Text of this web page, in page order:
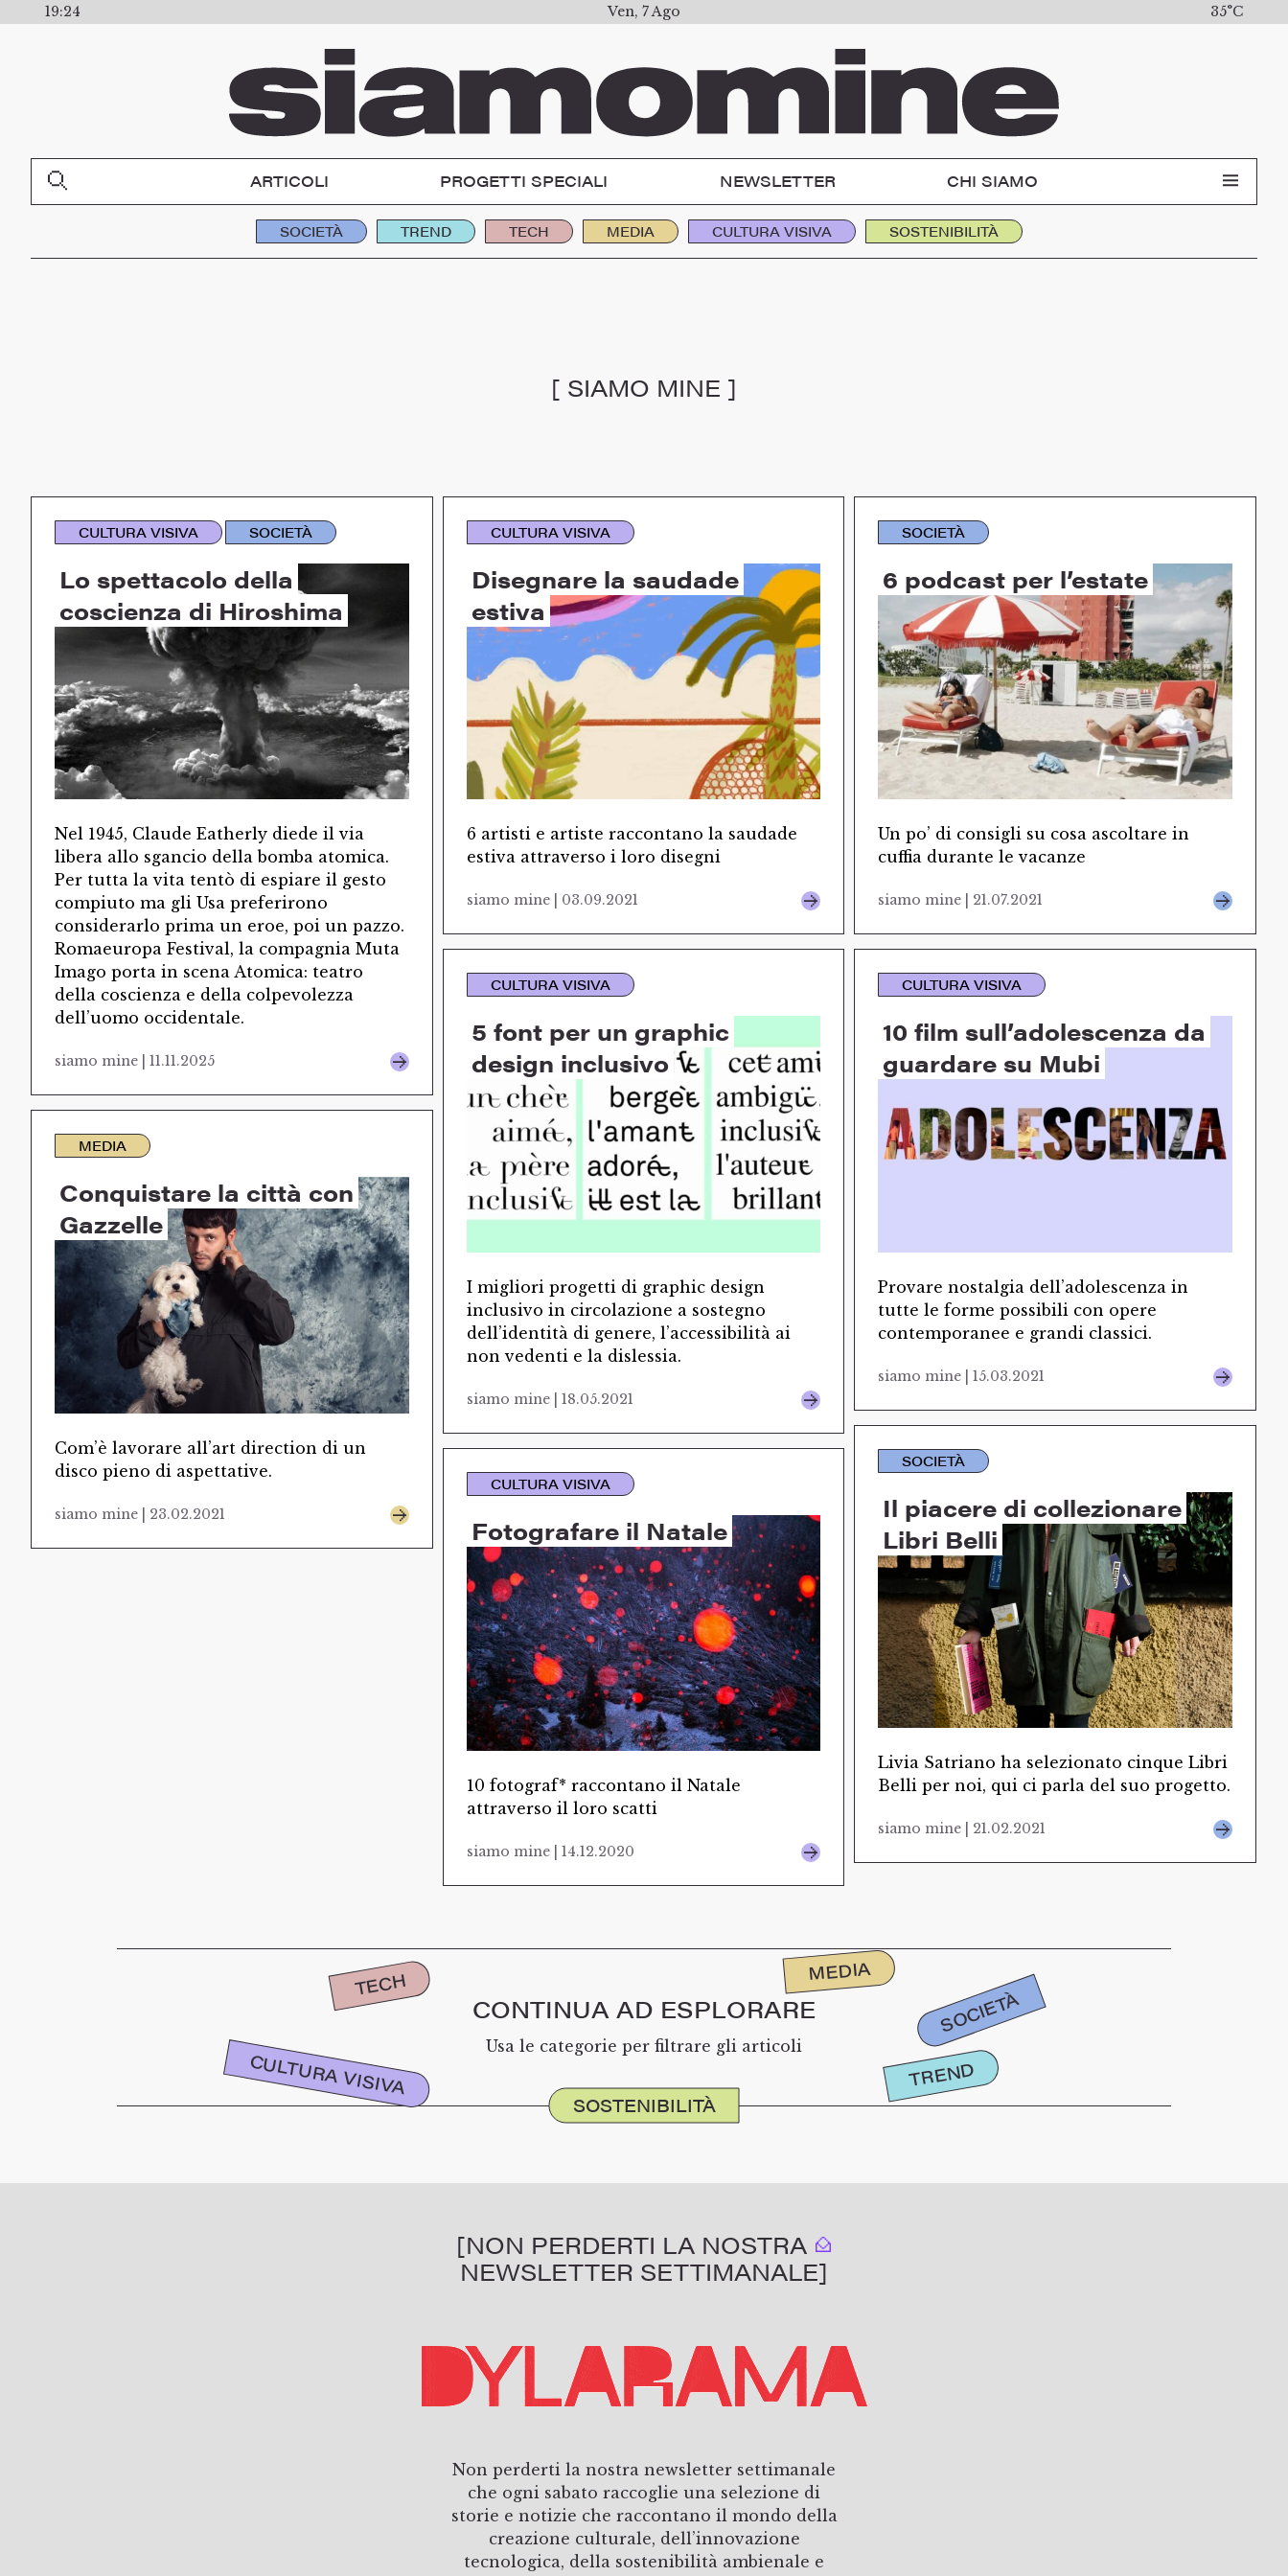
19:24 Ven, 7 Ago 35°C
ARTICOLI PROGETTI SPECIALI NEWSLETTER CHI SIAMO
SOCIETÀ TREND TECH MEDIA CULTURA VISIVA SOSTENIBILITÀ
[ SIAMO MINE ]
CULTURA VISIVA SOCIETÀ
Lo spettacolo della
coscienza di Hiroshima
Nel 1945, Claude Eatherly diede il via
libera allo sgancio della bomba atomica.
Per tutta la vita tentò di espiare il gesto
compiuto ma gli Usa preferirono
considerarlo prima un eroe, poi un pazzo.
Romaeuropa Festival, la compagnia Muta
Imago porta in scena Atomica: teatro
della coscienza e della colpevolezza
dell’uomo occidentale.
siamo mine | 11.11.2025
CULTURA VISIVA
Disegnare la saudade
estiva
6 artisti e artiste raccontano la saudade
estiva attraverso i loro disegni
siamo mine | 03.09.2021
SOCIETÀ
6 podcast per l’estate
Un po’ di consigli su cosa ascoltare in
cuffia durante le vacanze
siamo mine | 21.07.2021
CULTURA VISIVA
5 font per un graphic
design inclusivo
I migliori progetti di graphic design
inclusivo in circolazione a sostegno
dell’identità di genere, l’accessibilità ai
non vedenti e la dislessia.
siamo mine | 18.05.2021
CULTURA VISIVA
10 film sull’adolescenza da
guardare su Mubi
Provare nostalgia dell’adolescenza in
tutte le forme possibili con opere
contemporanee e grandi classici.
siamo mine | 15.03.2021
MEDIA
Conquistare la città con
Gazzelle
Com’è lavorare all’art direction di un
disco pieno di aspettative.
siamo mine | 23.02.2021
SOCIETÀ
Il piacere di collezionare
Libri Belli
Livia Satriano ha selezionato cinque Libri
Belli per noi, qui ci parla del suo progetto.
siamo mine | 21.02.2021
CULTURA VISIVA
Fotografare il Natale
10 fotograf* raccontano il Natale
attraverso il loro scatti
siamo mine | 14.12.2020
CONTINUA AD ESPLORARE
Usa le categorie per filtrare gli articoli
SOSTENIBILITÀ
TECH MEDIA
CULTURA VISIVA
SOCIETÀ
TREND
[NON PERDERTI LA NOSTRA
NEWSLETTER SETTIMANALE]
Non perderti la nostra newsletter settimanale
che ogni sabato raccoglie una selezione di
storie e notizie che raccontano il mondo della
creazione culturale, dell’innovazione
tecnologica, della sostenibilità ambienale e